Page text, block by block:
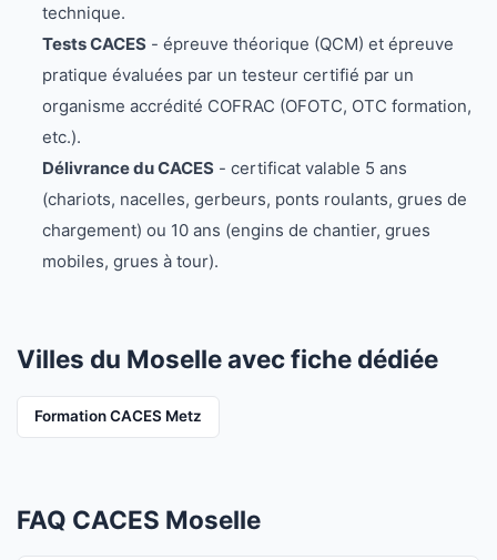
technique.
Tests CACES- épreuve théorique (QCM) et épreuve
pratique évaluées par un testeur certifié par un
organisme accrédité COFRAC (OFOTC, OTC formation,
etc.).
Délivrance du CACES- certificat valable 5 ans
(chariots, nacelles, gerbeurs, ponts roulants, grues de
chargement) ou 10 ans (engins de chantier, grues
mobiles, grues à tour).
Villes du Moselle avec fiche dédiée
Formation CACES Metz
FAQ CACES Moselle